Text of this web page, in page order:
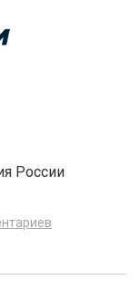
России